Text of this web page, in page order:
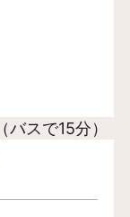
スで15分）